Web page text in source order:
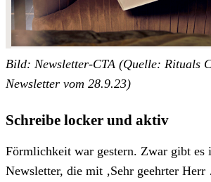
Bild: Newsletter-CTA (Quelle: Rituals
Newsletter vom 28.9.23)
Schreibe locker und aktiv
Förmlichkeit war gestern. Zwar gibt es
Newsletter, die mit ‚Sehr geehrter Herr